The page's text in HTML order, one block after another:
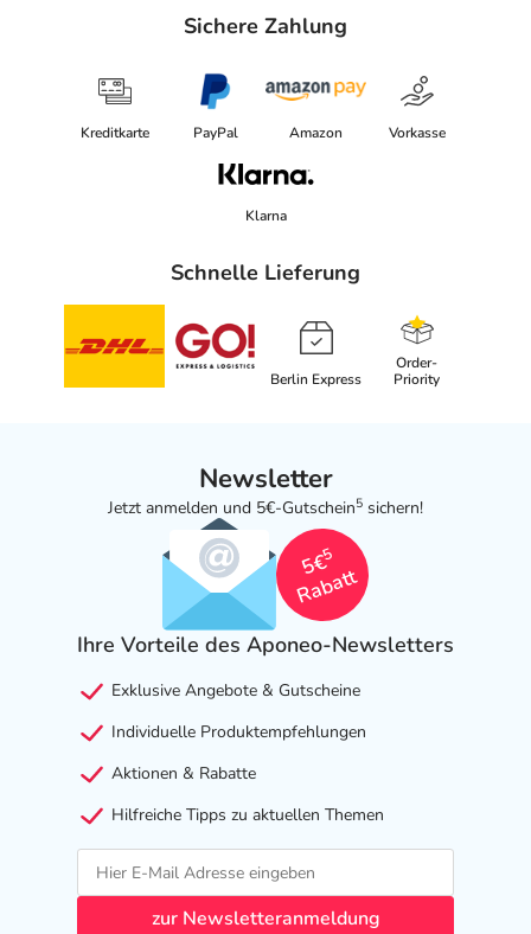
Sichere Zahlung
Kreditkarte PayPal Amazon Vorkasse
Klarna
Schnelle Lieferung
Berlin Express
Order-
Priority
Newsletter
Jetzt anmelden und 5€-Gutschein5 sichern!
5€
5
Rabatt
Ihre Vorteile des Aponeo-Newsletters
Exklusive Angebote & Gutscheine
Individuelle Produktempfehlungen
Aktionen & Rabatte
Hilfreiche Tipps zu aktuellen Themen
zur Newsletteranmeldung